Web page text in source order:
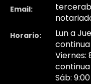
Email:
Horario:
Lun a
continua
Viernes:
continua
Sáb: